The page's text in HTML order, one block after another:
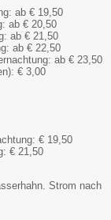
ab € 19,50
ab € 20,50
ab € 21,50
ab € 22,50
ab € 23,50
€ 3,00
€ 19,50
€ 21,50
Strom nach